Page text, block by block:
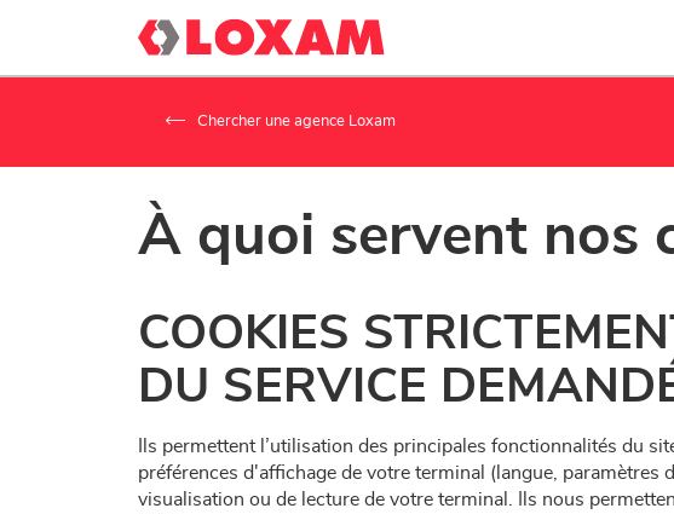
Chercher une agence Loxam
À quoi servent nos
COOKIES
DU SERVICE
Ils permettent l’utilisation des principales fonctionnalités du
préférences d'affichage de votre terminal (langue,
visualisation ou de lecture de votre terminal. Ils nous